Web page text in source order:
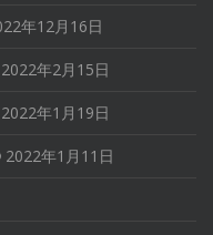
年12月16日
2022年2月15日
2022年1月19日
2022年1月11日